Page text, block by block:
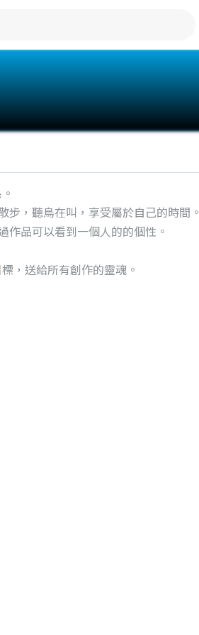
步，聽鳥在叫，享受屬於自己的時間。
作品可以看到一個人的的個性。
，送給所有創作的靈魂。